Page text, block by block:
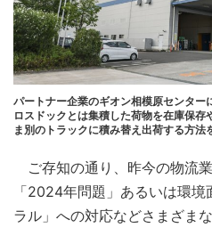
パートナー企業のギオン相模原センタ
ロスドックとは集積した荷物を在庫保存
ま別のトラックに積み替え出荷する方法
ご存知の通り、昨今の物流
「2024年問題」あるいは環
ラル」への対応などさまざま